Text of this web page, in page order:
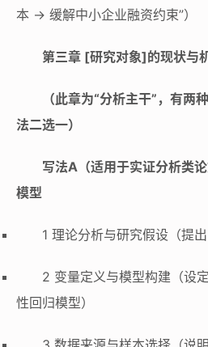
本 → 缓解中小企业融资约束”）
第三章 [研究对象]的现状与
（此章为“分析主干”，有两
法二选一）
写法A（适用于实证分析类
模型
1 理论分析与研究假设（提出
2 变量定义与模型构建（设
性回归模型）